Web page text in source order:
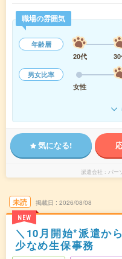
職場の雰囲気
年齢層
20代
男女比率
女性
気になる!
派遣会社 パー
未読
NEW
掲載日 2026/08/08
＼10月開始*派遣か
少なめ生保事務